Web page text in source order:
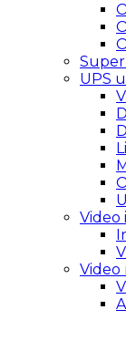
UPS
Video
Video